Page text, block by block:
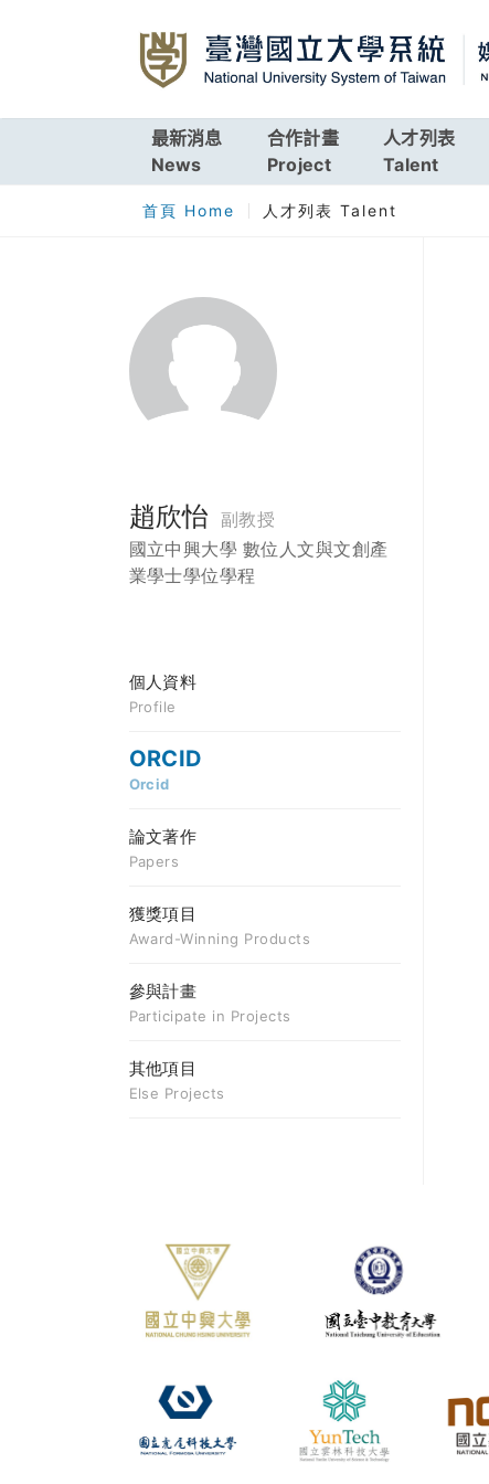
最新消息
News
合作計畫
Project
人才列表
Talent
首頁 Home 人才列表 Talent
趙欣怡 副教授
國立中興大學 數位人文與文創產
業學士學位學程
個人資料
Profile
ORCID
Orcid
論文著作
Papers
獲獎項目
Award-Winning Products
參與計畫
Participate in Projects
其他項目
Else Projects